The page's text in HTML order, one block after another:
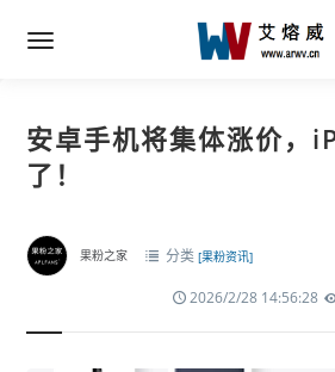
安卓手机将集体涨价，
了！
果粉之家 分类 [果粉资讯]
2026/2/28 14:56:28